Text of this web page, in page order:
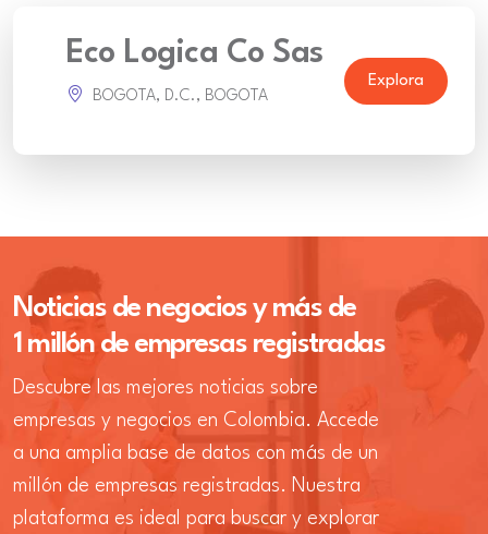
Eco Logica Co Sas
BOGOTA, D.C., BOGOTA
Explora
Noticias de negocios y más de
1 millón de empresas registradas
Descubre las mejores noticias sobre
empresas y negocios en Colombia. Accede
a una amplia base de datos con más de un
millón de empresas registradas. Nuestra
plataforma es ideal para buscar y explorar